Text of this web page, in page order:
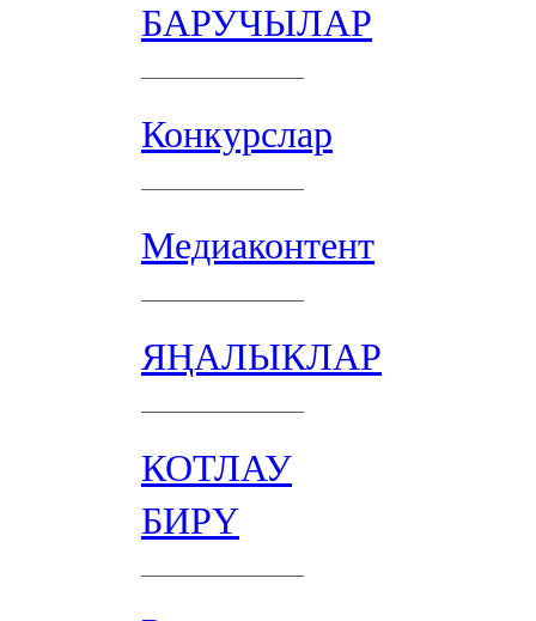
БАРУЧЫЛАР
Конкурслар
Медиаконтент
ЯҢАЛЫКЛАР
КОТЛАУ
БИРҮ